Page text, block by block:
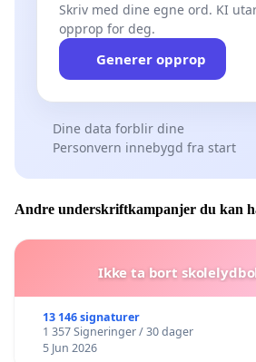
Skriv med dine egne ord. KI
opprop for deg.
Generer opprop
Dine data forblir dine
Personvern innebygd fra start
Andre underskriftkampanjer du kan
Ikke ta bort
13 146 signaturer
1 357 Signeringer / 30 dager
5 Jun 2026